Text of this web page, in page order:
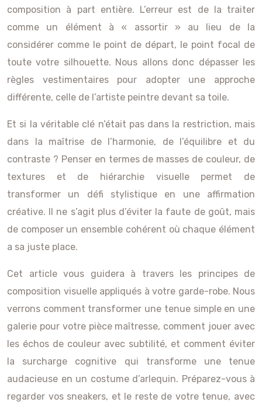
composition à part entière. L’erreur est de la traiter
comme un élément à « assortir » au lieu de la
considérer comme le point de départ, le point focal de
toute votre silhouette. Nous allons donc dépasser les
règles vestimentaires pour adopter une approche
différente, celle de l’artiste peintre devant sa toile.
Et si la véritable clé n’était pas dans la restriction, mais
dans la maîtrise de l’harmonie, de l’équilibre et du
contraste ? Penser en termes de masses de couleur, de
textures et de hiérarchie visuelle permet de
transformer un défi stylistique en une affirmation
créative. Il ne s’agit plus d’éviter la faute de goût, mais
de composer un ensemble cohérent où chaque élément
a sa juste place.
Cet article vous guidera à travers les principes de
composition visuelle appliqués à votre garde-robe. Nous
verrons comment transformer une tenue simple en une
galerie pour votre pièce maîtresse, comment jouer avec
les échos de couleur avec subtilité, et comment éviter
la surcharge cognitive qui transforme une tenue
audacieuse en un costume d’arlequin. Préparez-vous à
regarder vos sneakers, et le reste de votre tenue, avec